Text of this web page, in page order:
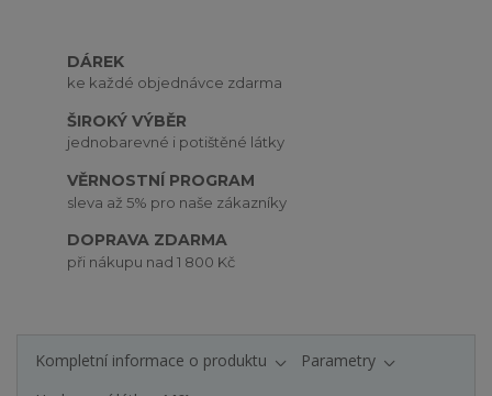
DÁREK
ke každé objednávce zdarma
ŠIROKÝ VÝBĚR
jednobarevné i potištěné látky
VĚRNOSTNÍ PROGRAM
sleva až 5% pro naše zákazníky
DOPRAVA ZDARMA
při nákupu nad 1 800 Kč
Kompletní informace o produktu
Parametry